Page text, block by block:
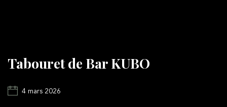
Tabouret de Bar KUBO
4 mars 2026